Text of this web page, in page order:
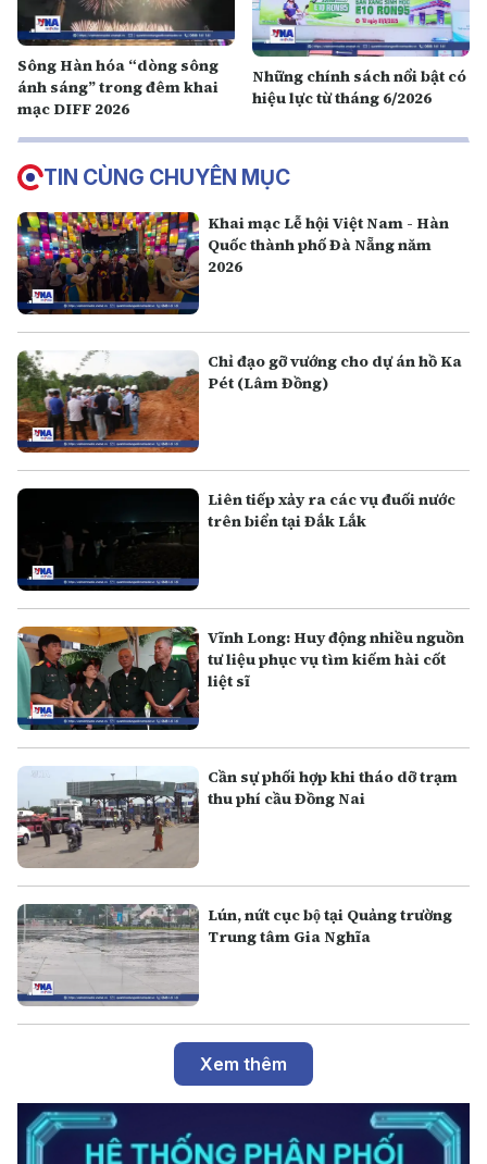
Sông Hàn hóa “dòng sông
ánh sáng” trong đêm khai
mạc DIFF 2026
Những chính sách nổi bật có
hiệu lực từ tháng 6/2026
TIN CÙNG CHUYÊN MỤC
Khai mạc Lễ hội Việt Nam - Hàn
Quốc thành phố Đà Nẵng năm
2026
Chỉ đạo gỡ vướng cho dự án hồ Ka
Pét (Lâm Đồng)
Liên tiếp xảy ra các vụ đuối nước
trên biển tại Đắk Lắk
Vĩnh Long: Huy động nhiều nguồn
tư liệu phục vụ tìm kiếm hài cốt
liệt sĩ
Cần sự phối hợp khi tháo dỡ trạm
thu phí cầu Đồng Nai
Lún, nứt cục bộ tại Quảng trường
Trung tâm Gia Nghĩa
Xem thêm